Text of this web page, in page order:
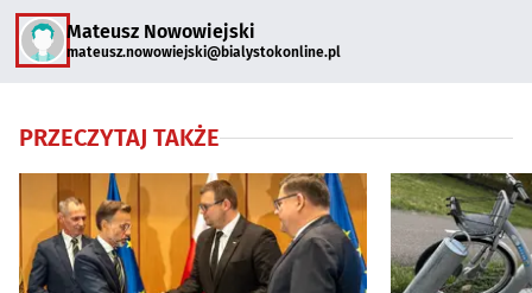
Mateusz Nowowiejski
mateusz.nowowiejski@bialystokonline.pl
PRZECZYTAJ TAKŻE